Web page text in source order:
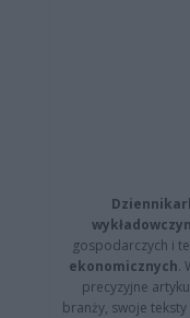
gospodarczych i
ekonomicznych.
precyzyjne
branży, swoje